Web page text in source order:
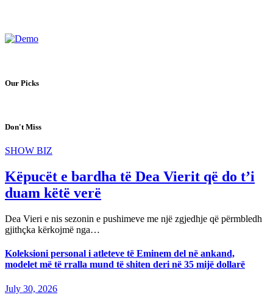
Our Picks
Don't Miss
SHOW BIZ
Këpucët e bardha të Dea Vierit që do t’i
duam këtë verë
Dea Vieri e nis sezonin e pushimeve me një zgjedhje që përmbledh
gjithçka kërkojmë nga…
Koleksioni personal i atleteve të Eminem del në ankand,
modelet më të rralla mund të shiten deri në 35 mijë dollarë
July 30, 2026